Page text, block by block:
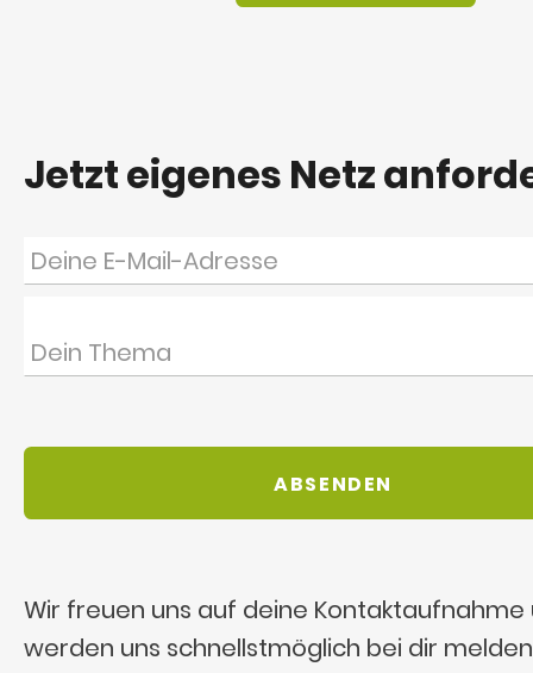
Jetzt eigenes Netz
Wir freuen uns auf deine Kontaktaufnahme
werden uns schnellstmöglich bei dir